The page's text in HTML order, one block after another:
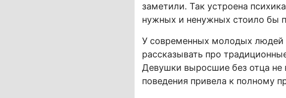
заметили. Так устроена
нужных и ненужных стоило бы
У современных молодых людей
рассказывать про
Девушки выросшие без отца не
поведения привела к полному